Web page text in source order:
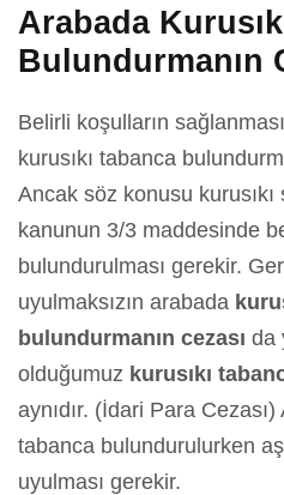
Arabada
Bulundurmanın
Belirli koşulların
kurusıkı tabanca
Ancak söz konusu kurusıkı
kanunun 3/3 maddesinde
bulundurulması gerekir.
uyulmaksızın arabada
bulundurmanın cezası da
olduğumuz kurusıkı
aynıdır. (İdari Para Cezası)
tabanca bulundurulurken
uyulması gerekir.